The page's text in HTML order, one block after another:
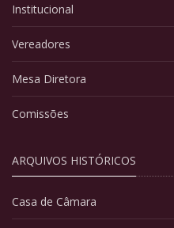
Institucional
Vereadores
Mesa Diretora
Comissões
ARQUIVOS HISTÓRICOS
Casa de Câmara